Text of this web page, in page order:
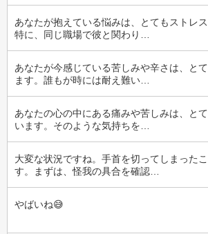
あなたが抱えている悩みは、とてもストレ
特に、同じ職場で彼と関わり…
あなたが今感じている苦しみや辛さは、と
ます。誰もが時には耐え難い…
あなたの心の中にある痛みや苦しみは、と
います。そのような気持ちを…
大変な状況ですね。手首を切ってしまった
す。まずは、怪我の具合を確認…
やばいね😅